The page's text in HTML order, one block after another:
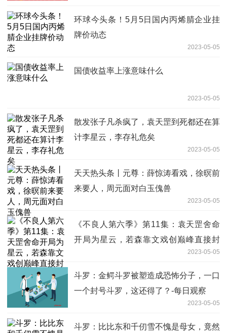
环球今头条！5月5日国内丙烯腈企业挂
牌价动态
2023-05-05
国债收益率上涨意味什么
2023-05-05
散发张子凡杀疯了，袁天罡到死都还在算
计李星云，李存礼危矣
2023-05-05
天天热头条丨元尊：薛惊涛看戏，徐暝前
来要人，周元面对白玉傀兽
2023-05-05
《不良人第六季》第11集：袁天罡舍命
开局为星云，若森靠文戏创巅峰直接封
2023-05-05
斗罗：金鳄斗罗被塑造成恐怖分子，一口
一个封号斗罗，这还得了？-每日观察
2023-05-05
斗罗：比比东和千仞雪不愧是母女，竟然